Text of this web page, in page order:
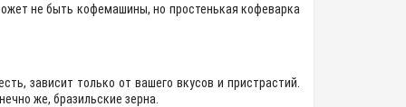
не быть кофемашины, но простенькая кофеварка
зависит только от вашего вкусов и пристрастий.
же, бразильские зерна.